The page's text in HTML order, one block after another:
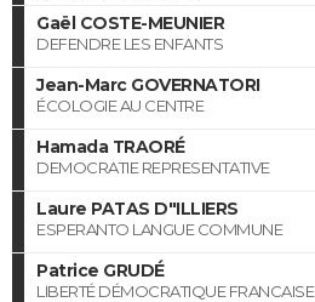
Gaël COSTE-MEUNIER
DEFENDRE LES ENFANTS
Jean-Marc GOVERNATORI
ÉCOLOGIE AU CENTRE
Hamada TRAORÉ
DEMOCRATIE REPRESENTATIVE
Laure PATAS D"ILLIERS
ESPERANTO LANGUE COMMUNE
Patrice GRUDÉ
LIBERTÉ DÉMOCRATIQUE FRANCAISE